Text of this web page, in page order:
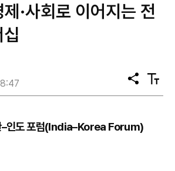
·사회로 이어지는 전
공
유
텍
스
–인도 포럼(India–Korea Forum)